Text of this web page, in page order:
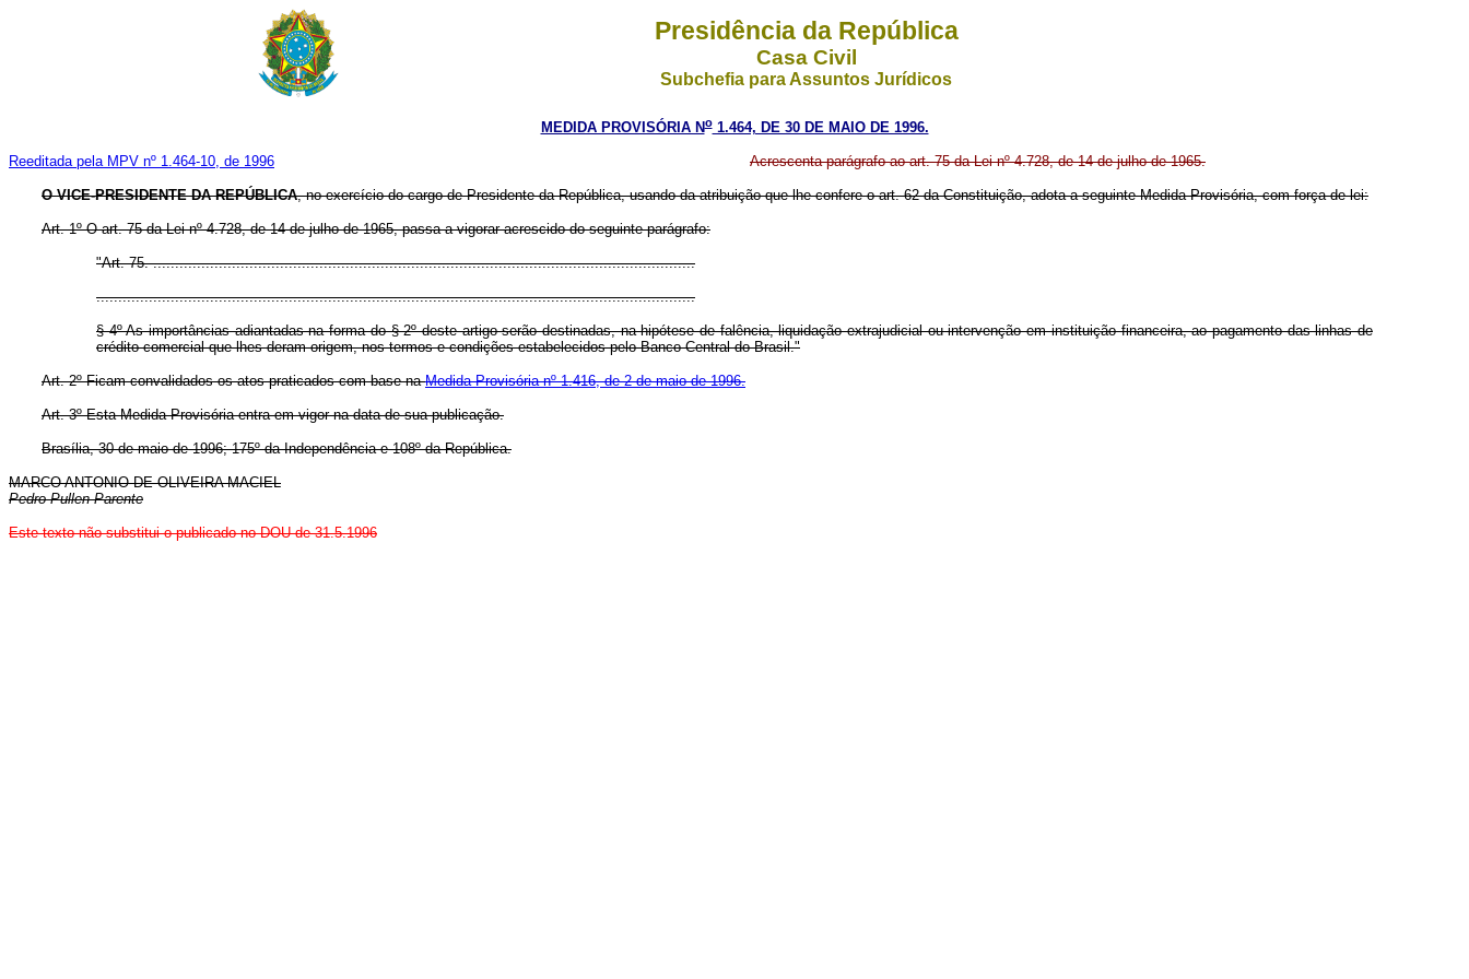
Presidência da República
Casa Civil
Subchefia para Assuntos Jurídicos
MEDIDA PROVISÓRIA No1.464, DE 30 DE MAIO DE 1996.
Reeditada pela MPV nº 1.464-10, de 1996 Acrescenta parágrafo ao art. 75 da Lei nº 4.728, de 14 de julho de 1965.
O VICE-PRESIDENTE DA REPÚBLICA, no exercício do cargo de Presidente da República, usando da atribuição que lhe confere o art. 62 da Constituição, adota a seguinte Medida Provisória, com força de lei:
Art. 1º O art. 75 da Lei nº 4.728, de 14 de julho de 1965, passa a vigorar acrescido do seguinte parágrafo:
"Art. 75. ............................................................................................................................
.........................................................................................................................................
§ 4º As importâncias adiantadas na forma do § 2º deste artigo serão destinadas, na hipótese de falência, liquidação extrajudicial ou intervenção em instituição financeira, ao pagamento das linhas de
crédito comercial que lhes deram origem, nos termos e condições estabelecidos pelo Banco Central do Brasil."
Art. 2º Ficam convalidados os atos praticados com base naMedida Provisória nº 1.416, de 2 de maio de 1996.
Art. 3º Esta Medida Provisória entra em vigor na data de sua publicação.
Brasília, 30 de maio de 1996; 175º da Independência e 108º da República.
MARCO ANTONIO DE OLIVEIRA MACIEL
Pedro Pullen Parente
Este texto não substitui o publicado no DOU de 31.5.1996